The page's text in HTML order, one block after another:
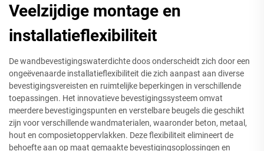
Veelzijdige montage en
installatieflexibiliteit
De wandbevestigingswaterdichte doos onderscheidt zich door een
ongeëvenaarde installatieflexibiliteit die zich aanpast aan diverse
bevestigingsvereisten en ruimtelijke beperkingen in verschillende
toepassingen. Het innovatieve bevestigingssysteem omvat
meerdere bevestigingspunten en verstelbare beugels die geschikt
zijn voor verschillende wandmaterialen, waaronder beton, metaal,
hout en composietoppervlakken. Deze flexibiliteit elimineert de
behoefte aan op maat gemaakte bevestigingsoplossingen en